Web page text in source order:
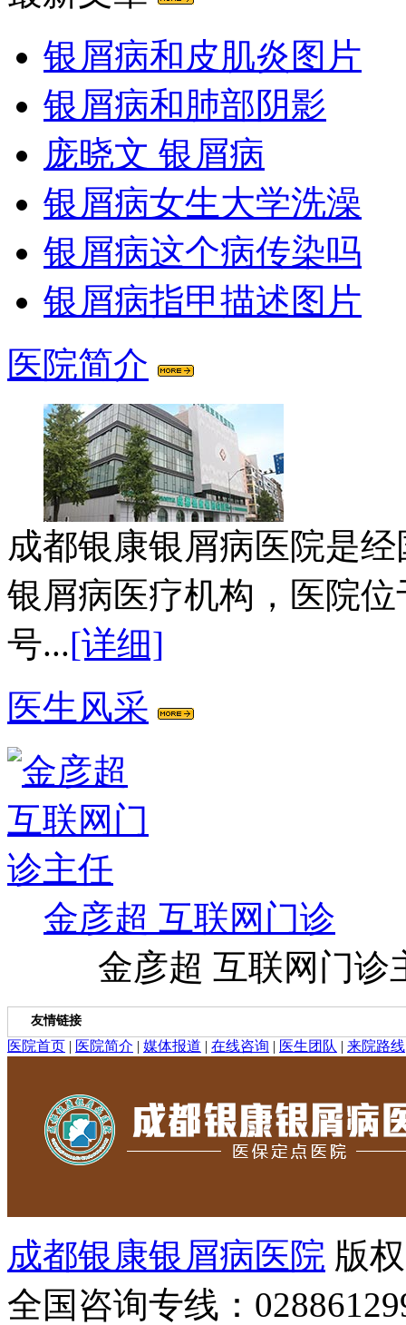
银屑病和皮肌炎图片
银屑病和肺部阴影
庞晓文 银屑病
银屑病女生大学洗澡
银屑病这个病传染吗
银屑病指甲描述图片
医院简介
成都银康银屑病医院是
银屑病医疗机构，医院
号...[详细]
医生风采
金彦超 互联网门诊
金彦超 互联网门诊
友情链接
医院首页 | 医院简介 | 媒体报道 | 在线咨询 | 医生团队 | 来院路线
成都银康银屑病医院 版
全国咨询专线：